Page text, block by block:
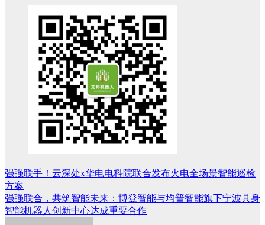
文
章
导
强强联手！云深处x华电电科院联合发布火电全场景智能巡检
方案
强强联合，共筑智能未来：博登智能与均普智能旗下宁波具身
智能机器人创新中心达成重要合作